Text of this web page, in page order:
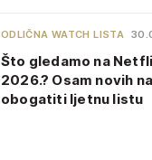
ODLIČNA WATCH LISTA
Što gledamo na
2026.? Osam novih
obogatiti ljetnu listu